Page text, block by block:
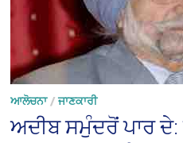
ਆਲੋਚਨਾ/ਜਾਣਕਾਰੀ
ਅਦੀਬ ਸਮੁੰਦਰੋਂ ਪਾਰ